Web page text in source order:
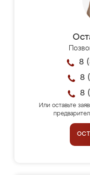
8
8
8
Или оставьте